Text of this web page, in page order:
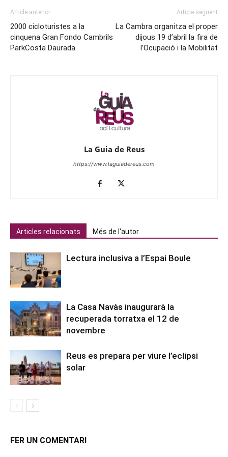
Article anterior
2000 cicloturistes a la
cinquena Gran Fondo Cambrils
ParkCosta Daurada
Article següent
La Cambra organitza el proper
dijous 19 d’abril la fira de
l’Ocupació i la Mobilitat
La Guia de Reus
https://www.laguiadereus.com
Articles relacionats Més de l'autor
Lectura inclusiva a l’Espai Boule
La Casa Navàs inaugurarà la
recuperada torratxa el 12 de
novembre
Reus es prepara per viure l’eclipsi
solar
FER UN COMENTARI